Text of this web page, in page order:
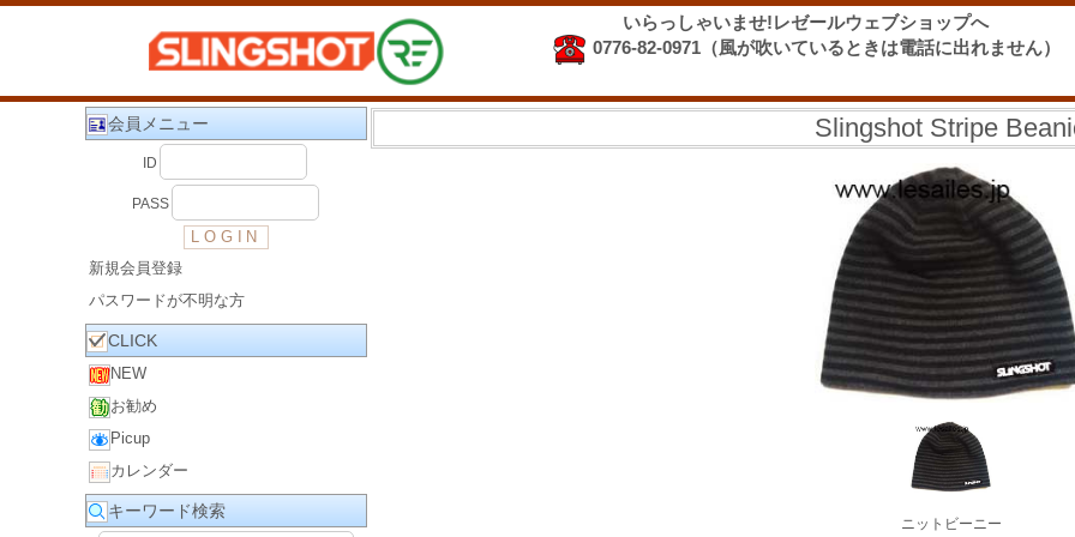
いらっしゃいませ!レゼールウェブショップへ
0776-82-0971（風が吹いているときは電話に出れません）
会員メニュー
ID
PASS
新規会員登録
パスワードが不明な方
CLICK
NEW
お勧め
Picup
カレンダー
キーワード検索
Slingshot Stripe
ニットビーニー